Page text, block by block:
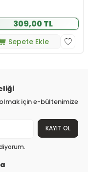
309,00 TL
Sepete Ekle
için e-bültenimize
KAYIT OL